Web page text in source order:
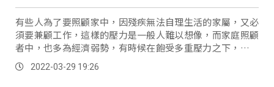
有些人為了要照顧家中，因殘疾無法自理生活的家屬，又必
須要兼顧工作，這樣的壓力是一般人難以想像，而家庭照顧
者中，也多為經濟弱勢，有時候在飽受多重壓力之下，進而
發生人倫悲劇的事件也時有所聞，因此如何幫助家...。
2022-03-29 19:26